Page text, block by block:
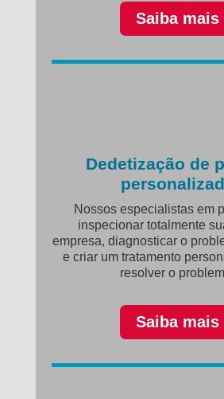
Saiba mais
Dedetização de
Nossos especialistas em
inspecionar totalmente
empresa, diagnosticar o
e criar um tratamento
resolver o
Saiba mais